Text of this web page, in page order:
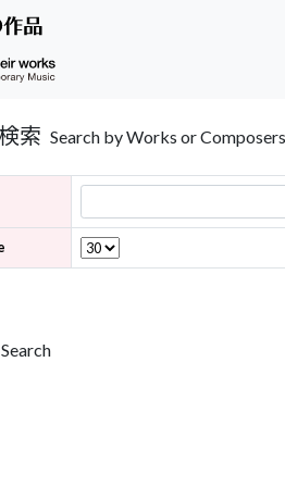
索 Search by Works or Composers